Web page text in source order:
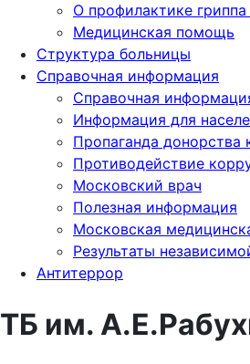
О профилактике
Медицинская помощь
Структура больницы
Справочная информация
Справочная
Информация для
Пропаганда донорства
Противодействие
Московский врач
Полезная информация
Московская
Результаты
Антитеррор
ТБ им.